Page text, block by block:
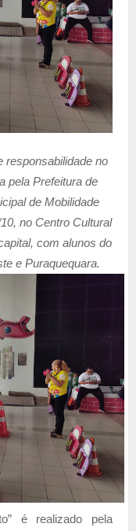
no
pela Prefeitura de
de Mobilidade
no Centro Cultural
com alunos do
e Puraquequara.
é realizado pela